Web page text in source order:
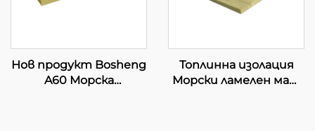
Нов продукт Bosheng
A60 Морска
Топлинна изолация
Морски ламелен мат